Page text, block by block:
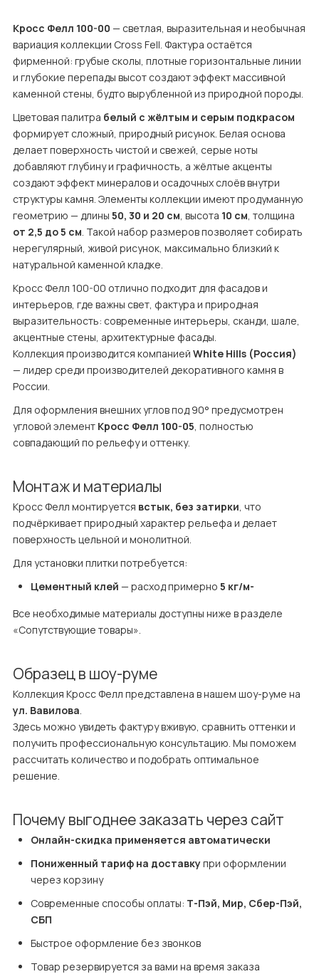
Кросс Фелл 100-00 — светлая, выразительная и необычная
вариация коллекции Cross Fell. Фактура остаётся
фирменной: грубые сколы, плотные горизонтальные линии
и глубокие перепады высот создают эффект массивной
каменной стены, будто вырубленной из природной породы.
Цветовая палитра белый с жёлтым и серым подкрасом
формирует сложный, природный рисунок. Белая основа
делает поверхность чистой и свежей, серые ноты
добавляют глубину и графичность, а жёлтые акценты
создают эффект минералов и осадочных слоёв внутри
структуры камня. Элементы коллекции имеют продуманную
геометрию — длины 50, 30 и 20 см, высота 10 см
от 2,5 до 5 см. Такой набор размеров позволяет собирать
нерегулярный, живой рисунок, максимально близкий к
натуральной каменной кладке.
Кросс Фелл 100-00 отлично подходит для фасадов и
интерьеров, где важны свет, фактура и природная
выразительность: современные интерьеры, сканди, шале,
акцентные стены, архитектурные фасады.
Коллекция производится компанией White Hills (Россия)
— лидер среди производителей декоративного камня в
России.
Для оформления внешних углов под 90° предусмотрен
угловой элемент Кросс Фелл 100-05, полностью
совпадающий по рельефу и оттенку.
Монтаж и материалы
Кросс Фелл монтируется встык, без затирки, что
подчёркивает природный характер рельефа и делает
поверхность цельной и монолитной.
Для установки плитки потребуется:
Цементный клей — расход примерно 5 кг/м-
Все необходимые материалы доступны ниже в разделе
«Сопутствующие товары».
Образец в шоу-руме
ул. Вавилова.
Здесь можно увидеть фактуру вживую, сравнить оттенки и
получить профессиональную консультацию. Мы поможем
рассчитать количество и подобрать оптимальное
решение.
Почему выгоднее заказать через сайт
Онлайн-скидка применяется автоматически
Пониженный тариф на доставку при оформлении
через корзину
Современные способы оплаты: Т-Пэй, Мир, Сбер-Пэй,
СБП
Быстрое оформление без звонков
Товар резервируется за вами на время заказа